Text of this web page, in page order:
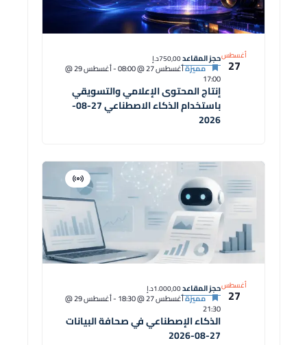
أغسطس
27
إنتاج المحتوى الإعلامي والتسويقي
باستخدام الذكاء الاصطناعي 27-08-
2026
مميزةأغسطس 27 @ 08:00 - أغسطس 29 @
17:00
حجز المقاعد750,00د.إ
أغسطس
27
الذكاء الإصطناعي في صحافة البيانات
27-08-2026
افتراضية
دورة
مميزةأغسطس 27 @ 18:30 - أغسطس 29 @
21:30
حجز المقاعد1.000,00د.إ